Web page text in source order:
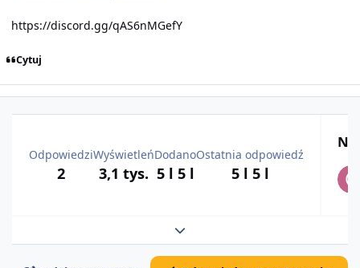
https://discord.gg/qAS6nMGefY
Cytuj
Odpowiedzi
2
Wyświetleń
3,1 tys.
Dodano
5 l 5 l
Ostatnia odpowiedź
5 l 5 l
Rozwiń podsumowanie tematu